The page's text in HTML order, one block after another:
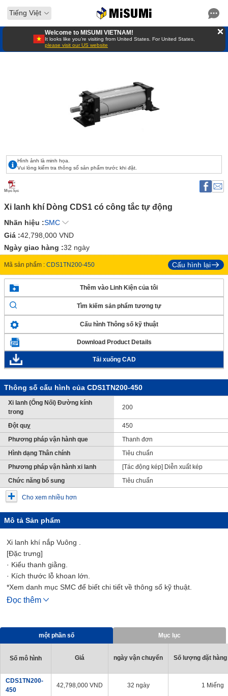
Tiếng Việt
Welcome to MISUMI VIETNAM!
It looks like you’re visiting from United States. For United States,
please visit our US website
Hình ảnh là minh họa.
Vui lòng kiểm tra thông số sản phẩm trước khi đặt.
Mục lục
Xi lanh khí Dòng CDS1 có công tắc tự động
Nhãn hiệu :SMC
Giá :42,798,000 VND
Ngày giao hàng :32 ngày
Mã sản phẩm : CDS1TN200-450 Cấu hình lại
Thêm vào Linh Kiện của tôi
Tìm kiếm sản phẩm tương tự
Cấu hình Thông số kỹ thuật
Download Product Details
Tải xuống CAD
Thông số cấu hình của CDS1TN200-450
Xi lanh (Ống Nối) Đường kính
trong
200
Đột quỵ
450
Phương pháp vận hành que
Thanh đơn
Hình dạng Thân chính
Tiêu chuẩn
Phương pháp vận hành xi lanh
[Tác động kép] Diễn xuất kép
Chức năng bổ sung
Tiêu chuẩn
Cho xem nhiều hơn
Mô tả Sản phẩm
Xi lanh khí nắp Vuông .
[Đặc trưng]
· Kiểu thanh giằng.
· Kích thước lỗ khoan lớn.
*Xem danh mục SMC để biết chi tiết về thông số kỹ thuật.
* Hình ảnh sản phẩm là hình ảnh đại diện. Dữ liệu CAD không
Đọc thêm
một phần số Mục lục
Số mô hình Giá ngày vận chuyển Số lượng đặt
CDS1TN200-
450
42,798,000 VND 32 ngày 1 Miếng